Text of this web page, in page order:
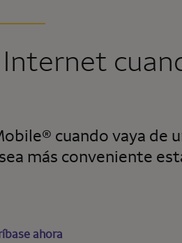
® cuando vaya de
más conveniente
ahora